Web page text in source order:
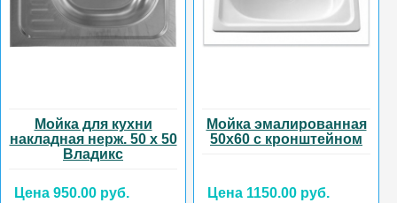
Мойка для кухни
накладная нерж. 50 х 50
Владикс
Цена 950.00 руб.
Мойка эмалированная
50х60 с кронштейном
Цена 1150.00 руб.